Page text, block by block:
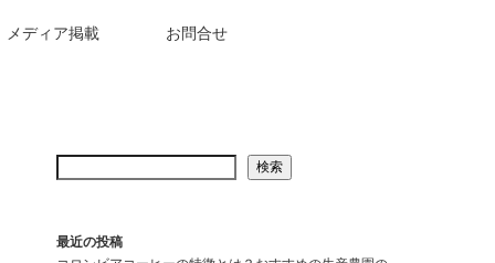
メディア掲載 お問合せ
検索
最近の投稿